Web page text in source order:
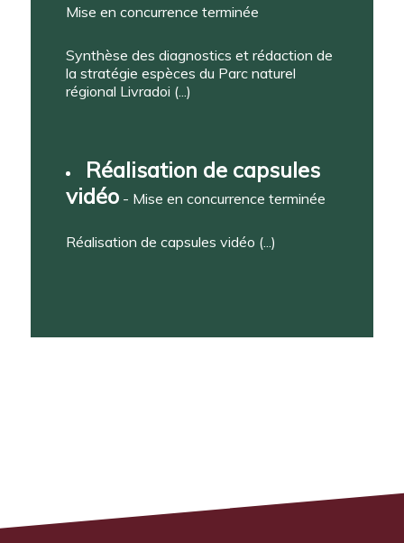
Mise en concurrence terminée
Synthèse des diagnostics et rédaction de
la stratégie espèces du Parc naturel
régional Livradoi (...)
Réalisation de capsules
vidéo- Mise en concurrence terminée
Réalisation de capsules vidéo (...)